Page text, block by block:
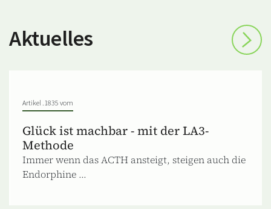
Aktuelles
Artikel .1835 vom
Glück ist machbar - mit der LA3-
Methode
Immer wenn das ACTH ansteigt, steigen auch die
Endorphine ...